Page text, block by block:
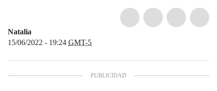
Natalia
15/06/2022 - 19:24 GMT-5